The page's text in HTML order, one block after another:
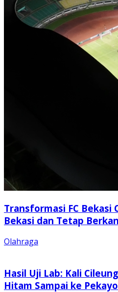
Transformasi FC Bekasi
Bekasi dan Tetap
Olahraga
Hasil Uji Lab: Kali
Hitam Sampai ke